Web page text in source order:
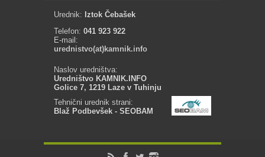
Urednik: Iztok Čebašek
Telefon: 041 923 922
E-mail:
urednistvo(at)kamnik.info
Naslov uredništva:
Uredništvo KAMNIK.INFO
Golice 7, 1219 Laze v Tuhinju
Tehnični urednik strani:
Blaž Podbevšek - SEOBAM